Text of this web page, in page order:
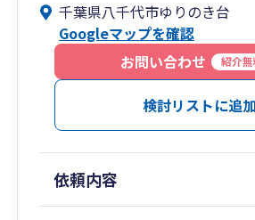
や税務決算申告、税務調査対応な
経理業務を約30年経験してきま
業、建設業を始めとした多岐に
税、消費税等もメインに対応し
く、丁寧な対応を心がけ、長期的
支援し、節税はもちろん、経理
化、マニュアル化、組織化など
献可能です。
千葉県八千代市ゆりのき台
Googleマップを確認
お問い合わせ
紹介
検討リストに追加
依頼内容